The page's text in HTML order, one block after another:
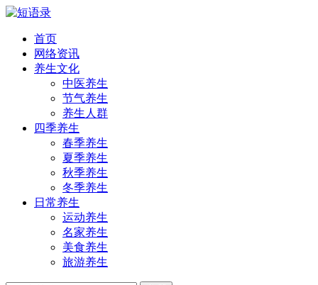
首页
网络资讯
养生文化
中医养生
节气养生
养生人群
四季养生
春季养生
夏季养生
秋季养生
冬季养生
日常养生
运动养生
名家养生
美食养生
旅游养生